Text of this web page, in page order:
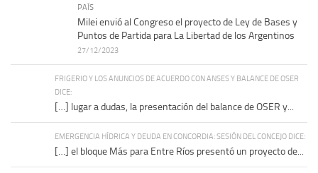
PAÍS
Milei envió al Congreso el proyecto de Ley de Bases y
Puntos de Partida para La Libertad de los Argentinos
27/12/2023
FRIGERIO Y LOS ANUNCIOS DE ACUERDO CON ANSES Y BALANCE DE OSER
DICE:
[…] lugar a dudas, la presentación del balance de OSER y...
EMERGENCIA HÍDRICA Y DEUDA EN CONCORDIA: SESIÓN DEL CONCEJO DICE:
[…] el bloque Más para Entre Ríos presentó un proyecto de...